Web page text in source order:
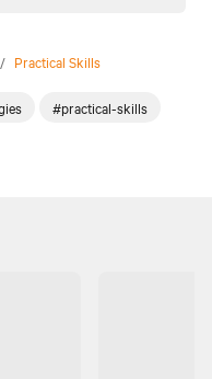
/ Practical Skills
#practical-skills